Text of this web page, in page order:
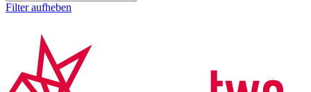
Filter aufheben